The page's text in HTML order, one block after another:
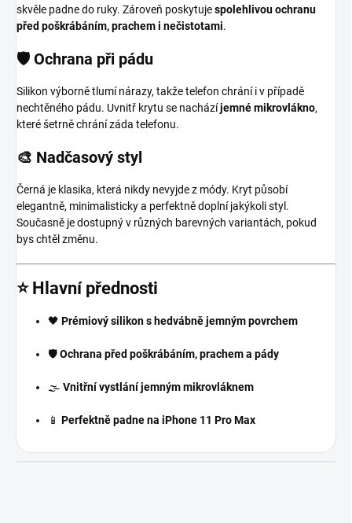
skvěle padne do ruky. Zároveň poskytujespolehlivou ochranu
před poškrábáním, prachem i nečistotami.
🛡️ Ochrana při pádu
Silikon výborně tlumí nárazy, takže telefon chrání i v případě
nechtěného pádu. Uvnitř krytu se nacházíjemné mikrovlákno,
které šetrně chrání záda telefonu.
🎨 Nadčasový styl
Černá je klasika, která nikdy nevyjde z módy. Kryt působí
elegantně, minimalisticky a perfektně doplní jakýkoli styl.
Současně je dostupný v různých barevných variantách, pokud
bys chtěl změnu.
⭐ Hlavní přednosti
🖤 Prémiový silikon s hedvábně jemným povrchem
🛡️Ochrana před poškrábáním, prachem a pády
🌫️ Vnitřní vystlání jemným mikrovláknem
📱 Perfektně padne na iPhone 11 Pro Max